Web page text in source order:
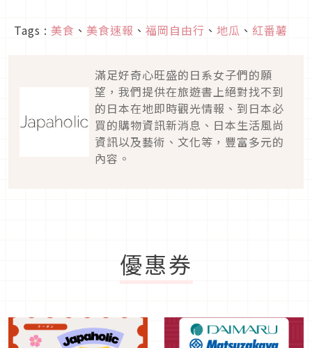
Tags : 美食 、 美食速報 、 福岡自由行 、 地瓜 、 紅番薯
滿足好奇心旺盛的日系女子們的願
望，我們提供在旅遊書上絕對找不到
的日本在地即時觀光情報、到日本必
買的購物資訊新消息、日本生活風尚
資訊以及藝術、文化等，豐富多元的
內容。
優惠券